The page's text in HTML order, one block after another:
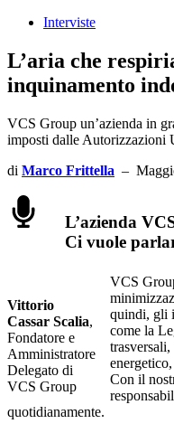
Interviste
L’aria che
inquinamento
VCS Group un’azienda in
imposti dalle
di Marco Frittella –
L’azienda
Ci vuole
Vittorio
Cassar Scalia,
Fondatore e
Amministratore
Delegato di
VCS Group
VCS
quindi, gli
come la
Con il
quotidianamente.